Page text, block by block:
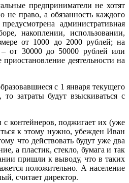
предприниматели не хотят
не право, а обязанность каждого
административная
накоплении, использовании,
от 1000 до 2000 рублей; на
– от 30000 до 50000 рублей или
деятельности на
с 1 января текущего
затраты будут взыскиваться с
с контейнеров, поджигает их (уже
к этому нужно, убежден Иван
что действовать будут уже два
а пластик, стекло, бумага и так
пришли к выводу, что в таких
положительно. А население
считает директор.